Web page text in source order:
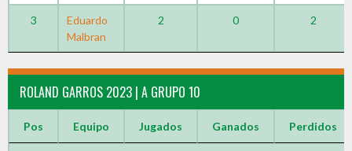
3
Eduardo
Malbran
2 0 2
ROLAND GARROS 2023 | A GRUPO 10
Pos Equipo Jugados Ganados Perdidos